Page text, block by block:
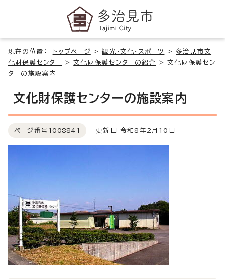
現在の位置： トップページ >観光・文化・スポーツ >多治見市文
化財保護センター
>文化財保護センターの紹介 >文化財保護セン
ターの施設案内
文化財保護センターの施設案内
ページ番号 1008841 更新日 令和8年2月10日